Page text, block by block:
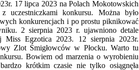
17 lipca 2023 na Polach Mokotowskich
uczestniczkami konkursu. Można było
konkurencjach i po prostu piknikować
2 sierpnia 2023 r. ujawniono detale
Miss Egzotica 2023. 12 sierpnia 2023r.
Zlot Śmigłowców w Płocku. Warto tu
Bowiem od marzenia o wyrobieniu
krótkim czasie nie tylko osiągnęła